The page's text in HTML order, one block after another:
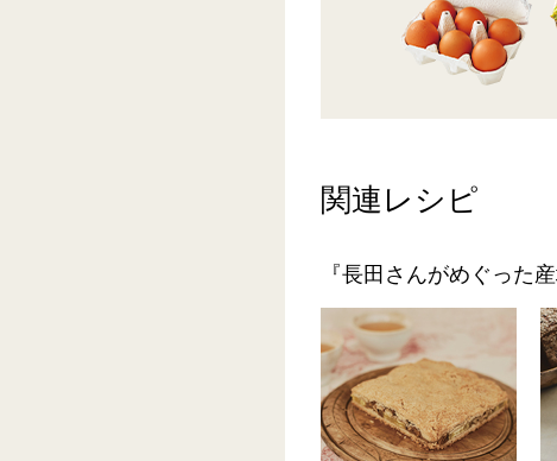
関連レシピ
『長田さんがめぐった